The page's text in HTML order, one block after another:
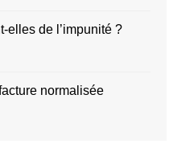
elles de l’impunité ?
normalisée